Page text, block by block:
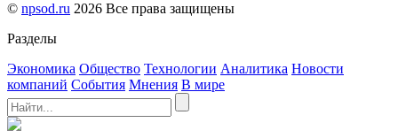
© npsod.ru 2026 Все права защищены
Разделы
Экономика Общество Технологии Аналитика Новости
компаний События Мнения В мире